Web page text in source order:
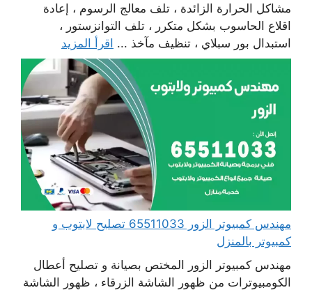
مشاكل الحرارة الزائدة ، تلف معالج الرسوم ، إعادة
اقلاع الحاسوب بشكل متكرر ، تلف التوانزستور ،
استبدال بور سبلاي ، تنظيف مآخذ ... اقرأ المزيد
مهندس كمبيوتر الزور 65511033 تصليح لابتوب و
كمبيوتر بالمنزل
مهندس كمبيوتر الزور المختص بصيانة و تصليح أعطال
الكومبيوترات من ظهور الشاشة الزرقاء ، ظهور الشاشة